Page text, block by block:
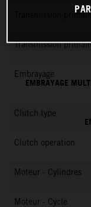
Transmission
Transmission
Embrayage
EMBRAYAGE
Clutch type
Clutch operation
Moteur - Cylindres
Moteur - Cycle